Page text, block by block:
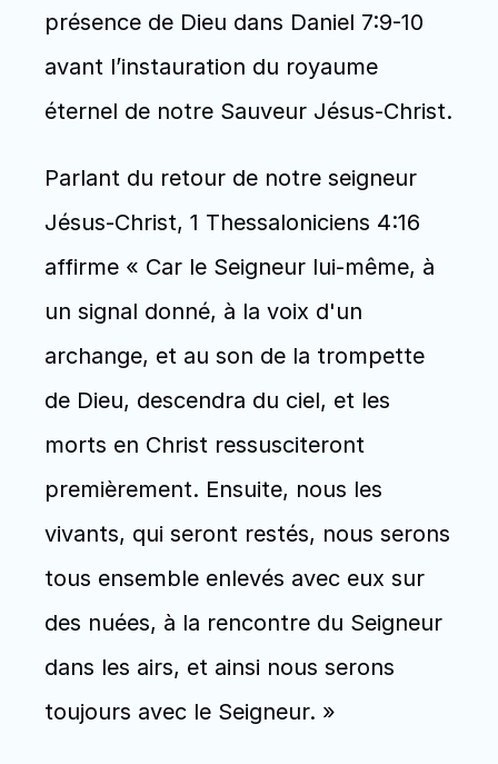
présence de Dieu dans Daniel 7:9-10
avant l’instauration du royaume
éternel de notre Sauveur Jésus-Christ.
Parlant du retour de notre seigneur
Jésus-Christ, 1 Thessaloniciens 4:16
affirme « Car le Seigneur lui-même, à
un signal donné, à la voix d'un
archange, et au son de la trompette
de Dieu, descendra du ciel, et les
morts en Christ ressusciteront
premièrement. Ensuite, nous les
vivants, qui seront restés, nous serons
tous ensemble enlevés avec eux sur
des nuées, à la rencontre du Seigneur
dans les airs, et ainsi nous serons
toujours avec le Seigneur. »